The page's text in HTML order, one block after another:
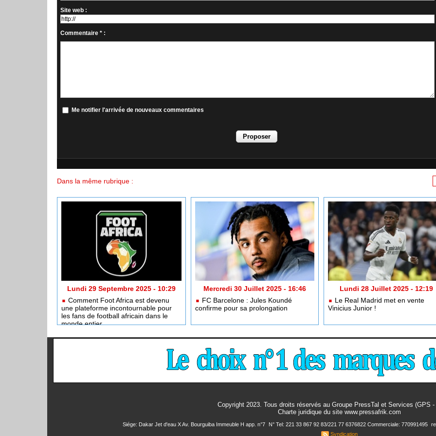
Site web :
Commentaire * :
Me notifier l'arrivée de nouveaux commentaires
Dans la même rubrique :
Lundi 29 Septembre 2025 - 10:29
Comment Foot Africa est devenu
une plateforme incontournable pour
les fans de football africain dans le
monde entier
Mercredi 30 Juillet 2025 - 16:46
FC Barcelone : Jules Koundé
confirme pour sa prolongation
Lundi 28 Juillet 2025 - 12:19
Le Real Madrid met en vente
Vinicius Junior !
Copyright 2023. Tous droits réservés au Groupe PressTal et Services (GPS -
Charte juridiquedu site www.pressafrik.com
Siége: Dakar Jet d'eau X Av. Bourguiba Immeuble H app. n°7 N° Tel: 221 33 867 92 83/221 77 6376822 Commerciale: 770991495
Syndication